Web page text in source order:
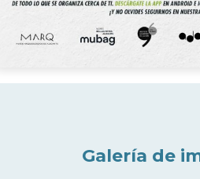
Galería de